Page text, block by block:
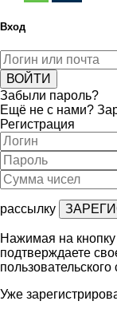
Вход
Забыли пароль?
Ещё не с нами?
Регистрация
рассылку
Нажимая на
подтверждаете
Уже